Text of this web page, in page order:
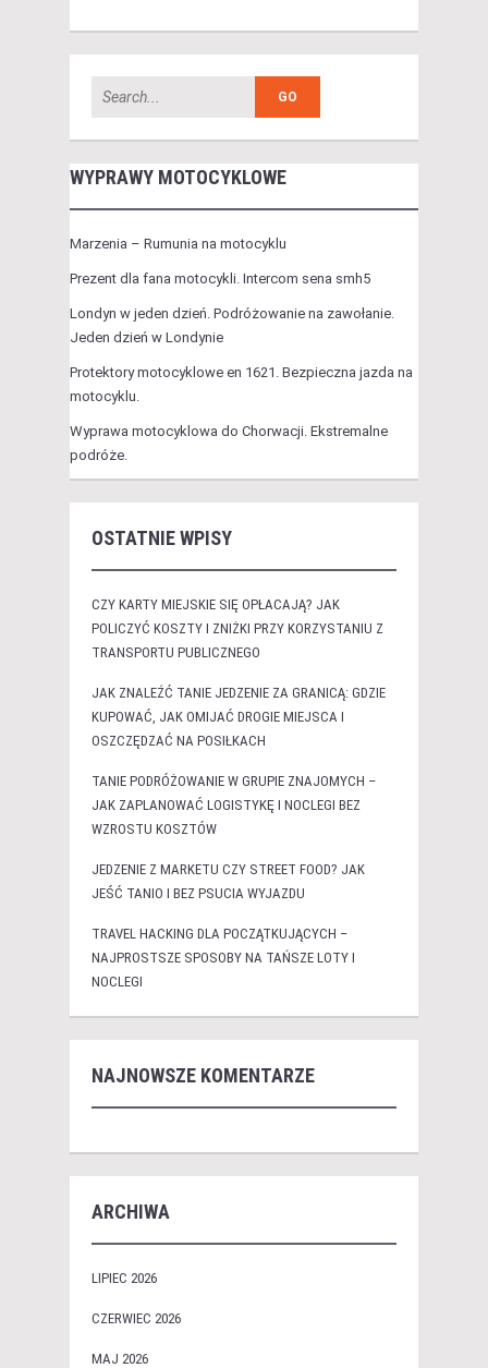
WYPRAWY MOTOCYKLOWE
Marzenia – Rumunia na motocyklu
Prezent dla fana motocykli. Intercom sena smh5
Londyn w jeden dzień. Podróżowanie na zawołanie.
Jeden dzień w Londynie
Protektory motocyklowe en 1621. Bezpieczna jazda na
motocyklu.
Wyprawa motocyklowa do Chorwacji. Ekstremalne
podróże.
OSTATNIE WPISY
CZY KARTY MIEJSKIE SIĘ OPŁACAJĄ? JAK
POLICZYĆ KOSZTY I ZNIŻKI PRZY KORZYSTANIU Z
TRANSPORTU PUBLICZNEGO
JAK ZNALEŹĆ TANIE JEDZENIE ZA GRANICĄ: GDZIE
KUPOWAĆ, JAK OMIJAĆ DROGIE MIEJSCA I
OSZCZĘDZAĆ NA POSIŁKACH
TANIE PODRÓŻOWANIE W GRUPIE ZNAJOMYCH –
JAK ZAPLANOWAĆ LOGISTYKĘ I NOCLEGI BEZ
WZROSTU KOSZTÓW
JEDZENIE Z MARKETU CZY STREET FOOD? JAK
JEŚĆ TANIO I BEZ PSUCIA WYJAZDU
TRAVEL HACKING DLA POCZĄTKUJĄCYCH –
NAJPROSTSZE SPOSOBY NA TAŃSZE LOTY I
NOCLEGI
NAJNOWSZE KOMENTARZE
ARCHIWA
LIPIEC 2026
CZERWIEC 2026
MAJ 2026